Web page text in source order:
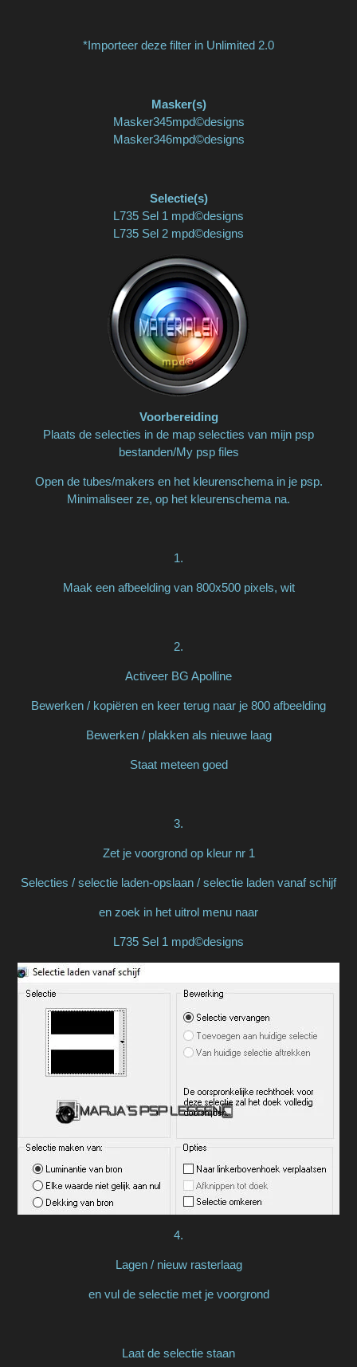
*Importeer deze filter in Unlimited 2.0
Masker(s)
Masker345mpd©designs
Masker346mpd©designs
Selectie(s)
L735 Sel 1 mpd©designs
L735 Sel 2 mpd©designs
Voorbereiding
Plaats de selecties in de map selecties van mijn psp
bestanden/My psp files
Open de tubes/makers en het kleurenschema in je psp.
Minimaliseer ze, op het kleurenschema na.
1.
Maak een afbeelding van 800x500 pixels, wit
2.
Activeer BG Apolline
Bewerken / kopiëren en keer terug naar je 800 afbeelding
Bewerken / plakken als nieuwe laag
Staat meteen goed
3.
Zet je voorgrond op kleur nr 1
Selecties / selectie laden-opslaan / selectie laden vanaf schijf
en zoek in het uitrol menu naar
L735 Sel 1 mpd©designs
4.
Lagen / nieuw rasterlaag
en vul de selectie met je voorgrond
Laat de selectie staan